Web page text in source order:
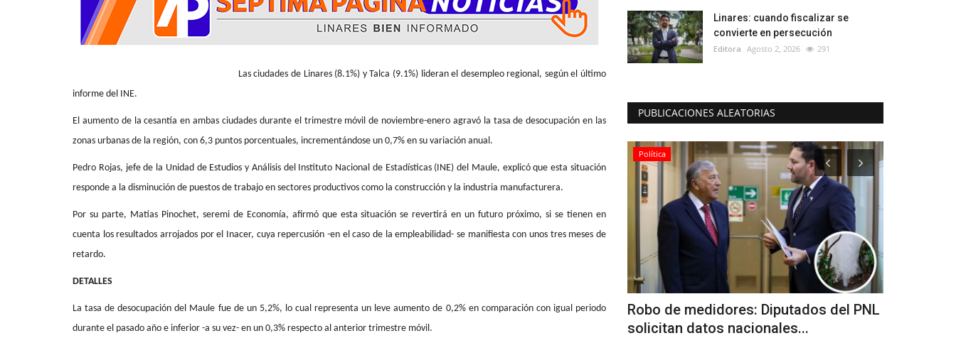
Las ciudades de Linares (8.1%) y Talca (9.1%) lideran el desempleo regional, según el último
informe del INE.
El aumento de la cesantía en ambas ciudades durante el trimestre móvil de noviembre-enero agravó la tasa de desocupación en las
zonas urbanas de la región, con 6,3 puntos porcentuales, incrementándose un 0,7% en su variación anual.
Pedro Rojas, jefe de la Unidad de Estudios y Análisis del Instituto Nacional de Estadísticas (INE) del Maule, explicó que esta situación
responde a la disminución de puestos de trabajo en sectores productivos como la construcción y la industria manufacturera.
Por su parte, Matías Pinochet, seremi de Economía, afirmó que esta situación se revertirá en un futuro próximo, si se tienen en
cuenta los resultados arrojados por el Inacer, cuya repercusión -en el caso de la empleabilidad- se manifiesta con unos tres meses de
retardo.
DETALLES
La tasa de desocupación del Maule fue de un 5,2%, lo cual representa un leve aumento de 0,2% en comparación con igual periodo
durante el pasado año e inferior -a su vez- en un 0,3% respecto al anterior trimestre móvil.
Linares: cuando fiscalizar se
convierte en persecución
Editora Agosto 2, 2026 291
PUBLICACIONES ALEATORIAS
Juzgado condena a ex director de
Inteligencia del Ejército...
Linares: equipos de Seguridad Pública
Municipal interceptan...
Política
Robo de medidores: Diputados del PNL
solicitan datos nacionales...